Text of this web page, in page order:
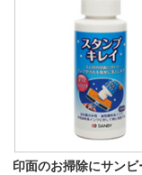
印面のお掃除にサン